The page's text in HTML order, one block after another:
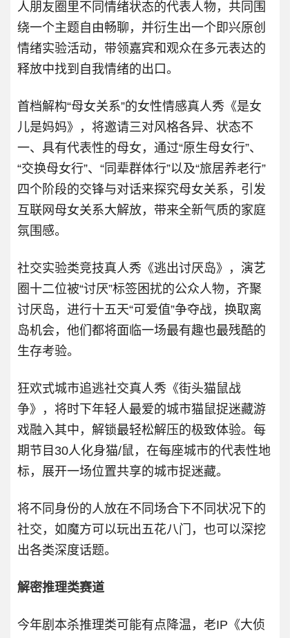
人朋友圈里不同情绪状态的代表人物，共同围
绕一个主题自由畅聊，并衍生出一个即兴原创
情绪实验活动，带领嘉宾和观众在多元表达的
释放中找到自我情绪的出口。
首档解构“母女关系”的女性情感真人秀《是女
儿是妈妈》，将邀请三对风格各异、状态不
一、具有代表性的母女，通过“原生母女行”、
“交换母女行”、“同辈群体行”以及“旅居养老行”
四个阶段的交锋与对话来探究母女关系，引发
互联网母女关系大解放，带来全新气质的家庭
氛围感。
社交实验类竞技真人秀《逃出讨厌岛》，演艺
圈十二位被“讨厌”标签困扰的公众人物，齐聚
讨厌岛，进行十五天“可爱值”争夺战，换取离
岛机会，他们都将面临一场最有趣也最残酷的
生存考验。
狂欢式城市追逃社交真人秀《街头猫鼠战
争》，将时下年轻人最爱的城市猫鼠捉迷藏游
戏融入其中，解锁最轻松解压的极致体验。每
期节目30人化身猫/鼠，在每座城市的代表性地
标，展开一场位置共享的城市捉迷藏。
将不同身份的人放在不同场合下不同状况下的
社交，如魔方可以玩出五花八门，也可以深挖
出各类深度话题。
解密推理类赛道
今年剧本杀推理类可能有点降温，老IP《大侦